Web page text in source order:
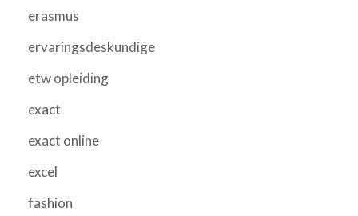
erasmus
ervaringsdeskundige
etw opleiding
exact
exact online
excel
fashion